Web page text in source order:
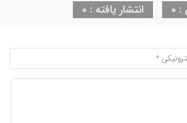
0 انتشار یافته : 0